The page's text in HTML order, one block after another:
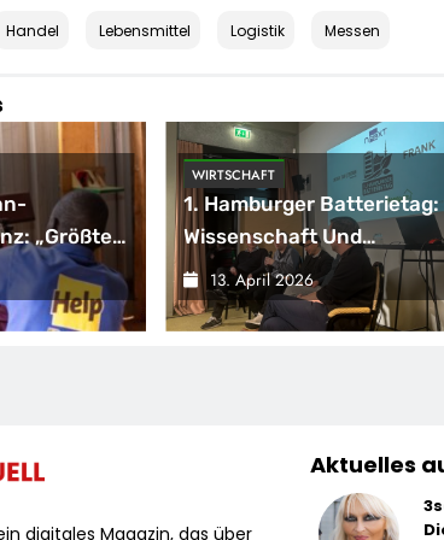
Handel Lebensmittel Logistik Messen
„Größte
Der Welt
WIRTSCHAFT
1. Hamburger Batterietag:
Wissenschaft Und
Wirtschaft Sind Sich Einig
/ Die Energiewende
Braucht Speicher, Nicht
13. April 2026
digitales Magazin, das über
Aktuelles